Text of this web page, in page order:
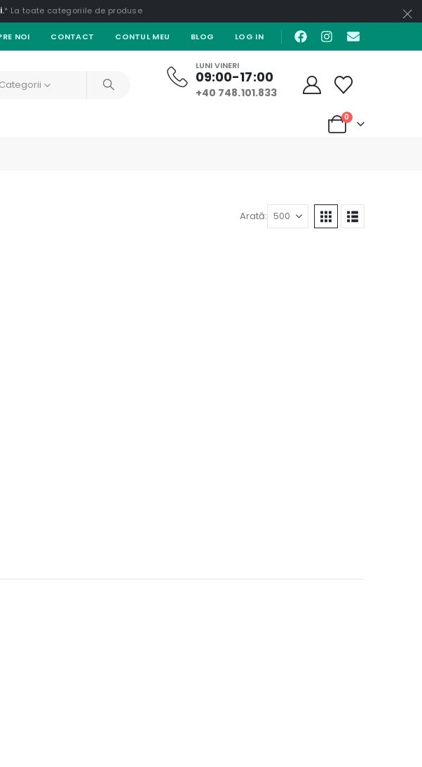
* La toate categoriile de produse
NOI CONTACT CONTUL MEU BLOG LOG IN
Categorii
LUNI VINERI
09:00-17:00
+40 748.101.833
0
Arată: